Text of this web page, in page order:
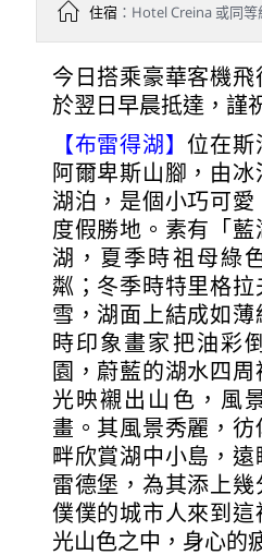
住宿：Hotel Creina 或同等
今日搭乘豪華客機
於翌日早晨抵達，謹
【布雷得湖】 位在斯
阿爾卑斯山腳，由
湖泊，是個小巧可
度假勝地。素有「
湖，夏季時祖母綠
粼；冬季時特里格拉
雪，湖面上結成如
時印象畫家把油彩
園，蔚藍的湖水四
光映襯出山色，風
畫。其風景秀麗，
畔欣賞湖中小島，
雷德堡，為其添上
僕僕的城市人來到這
光山色之中，身心的